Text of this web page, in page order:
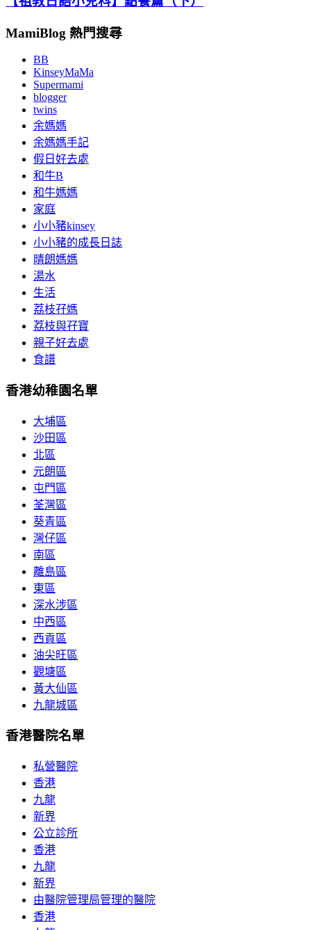
MamiBlog 熱門搜尋
BB
KinseyMaMa
Supermami
blogger
twins
余媽媽
余媽媽手記
假日好去處
和牛B
和牛媽媽
家庭
小小豬kinsey
小小豬的成長日誌
晴朗媽媽
湯水
生活
荔枝孖媽
荔枝與孖寶
親子好去處
食譜
香港幼稚園名單
大埔區
沙田區
北區
元朗區
屯門區
荃灣區
葵青區
灣仔區
南區
離島區
東區
深水涉區
中西區
西貢區
油尖旺區
觀塘區
黃大仙區
九龍城區
香港醫院名單
私營醫院
香港
九龍
新界
公立診所
香港
九龍
新界
由醫院管理局管理的醫院
香港